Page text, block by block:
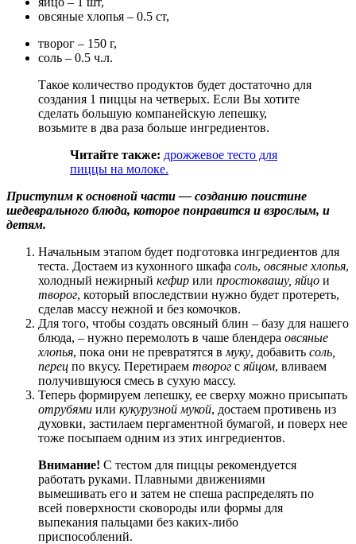
овсяные хлопья – 0.5 ст,
творог – 150 г,
соль – 0.5 ч.л.
Такое количество продуктов будет достаточно для
создания 1 пиццы на четверых. Если Вы хотите
сделать большую компанейскую лепешку,
возьмите в два раза больше ингредиентов.
Читайте также: дрожжевое тесто для
пиццы на молоке.
Приступим к основной части — созданию поистине
шедеврального блюда, которое понравится и взрослым, и
детям.
Начальным этапом будет подготовка ингредиентов для
теста. Достаем из кухонного шкафа соль, овсяные хлопья,
холодный нежирный кефир или простоквашу, яйцо и
творог, который впоследствии нужно будет протереть,
сделав массу нежной и без комочков.
Для того, чтобы создать овсяный блин – базу для нашего
блюда, – нужно перемолоть в чаше блендера овсяные
хлопья, пока они не превратятся в муку, добавить соль,
перец по вкусу. Перетираем творог с яйцом, вливаем
получившуюся смесь в сухую массу.
Теперь формируем лепешку, ее сверху можно присыпать
отрубями или кукурузной мукой, достаем противень из
духовки, застилаем пергаментной бумагой, и поверх нее
тоже посыпаем одним из этих ингредиентов.
Внимание! С тестом для пиццы рекомендуется
работать руками. Плавными движениями
вымешивать его и затем не спеша распределять по
всей поверхности сковороды или формы для
выпекания пальцами без каких-либо
приспособлений.